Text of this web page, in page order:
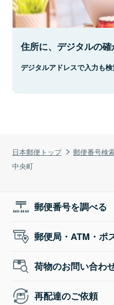
日本郵便トップ 郵便番号検
中央町
住所に、デジタルの確
デジタルアドレスで入力も検
郵便番号を調べる
郵便局・ATM・ポ
荷物のお問い合わ
再配達のご依頼